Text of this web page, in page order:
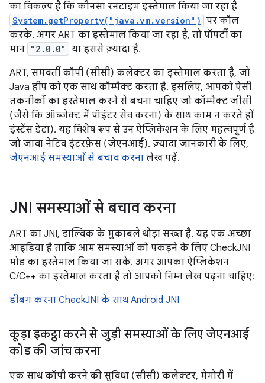
का विकल्प है कि कौनसा रनटाइम इस्तेमाल किया जा रहा है
System.getProperty("java.vm.version") पर कॉल
करके. अगर ART का इस्तेमाल किया जा रहा है, तो प्रॉपर्टी का
मान "2.0.0"
या इससे ज़्यादा है.
ART, समवर्ती कॉपी (सीसी) कलेक्टर का इस्तेमाल करता है, जो
Java हीप को एक साथ कॉम्पैक्ट करता है. इसलिए, आपको ऐसी
तकनीकों का इस्तेमाल करने से बचना चाहिए जो कॉम्पैक्ट जीसी
(जैसे कि ऑब्जेक्ट में पॉइंटर सेव करना) के साथ काम न करते हों
इंस्टेंस डेटा). यह विशेष रूप से उन ऐप्लिकेशन के लिए महत्वपूर्ण है
जो जावा नेटिव इंटरफ़ेस (जेएनआई). ज़्यादा जानकारी के लिए,
जेएनआई समस्याओं से बचाव करना लेख पढ़ें.
JNI समस्याओं से बचाव करना
ART का JNI, डाल्विक के मुकाबले थोड़ा सख्त है. यह एक अच्छा
आइडिया है ताकि आम समस्याओं को पकड़ने के लिए CheckJNI
मोड का इस्तेमाल किया जा सके. अगर आपका ऐप्लिकेशन
C/C++ का इस्तेमाल करता है तो आपको निम्न लेख पढ़ना चाहिए:
डीबग करना CheckJNI के साथ Android JNI
कूड़ा इकट्ठा करने से जुड़ी समस्याओं के लिए जेएनआई
कोड की जांच करना
एक साथ कॉपी करने की सुविधा (सीसी) कलेक्टर, मेमोरी में